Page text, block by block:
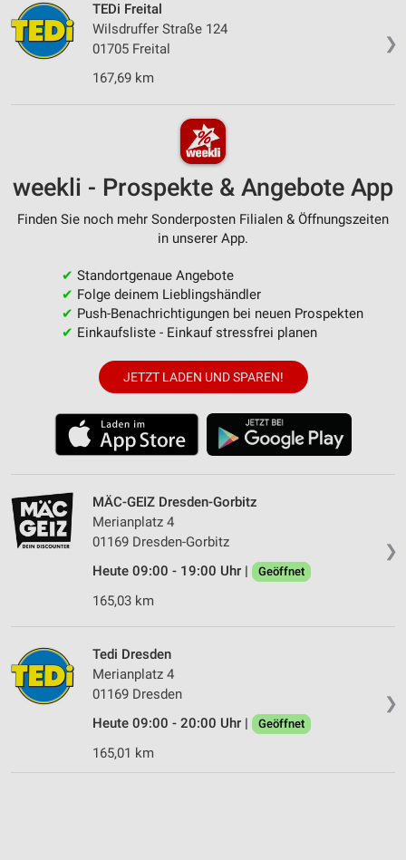
❯
TEDi Freital
Wilsdruffer Straße 124
01705 Freital
167,69 km
weekli - Prospekte & Angebote App
Finden Sie noch mehr Sonderposten Filialen & Öffnungszeiten
in unserer App.
✔ Standortgenaue Angebote
✔ Folge deinem Lieblingshändler
✔ Push-Benachrichtigungen bei neuen Prospekten
✔ Einkaufsliste - Einkauf stressfrei planen
JETZT LADEN UND SPAREN!
❯
MÄC-GEIZ Dresden-Gorbitz
Merianplatz 4
01169 Dresden-Gorbitz
Heute 09:00 - 19:00 Uhr |
Geöffnet
165,03 km
❯
Tedi Dresden
Merianplatz 4
01169 Dresden
Heute 09:00 - 20:00 Uhr |
Geöffnet
165,01 km